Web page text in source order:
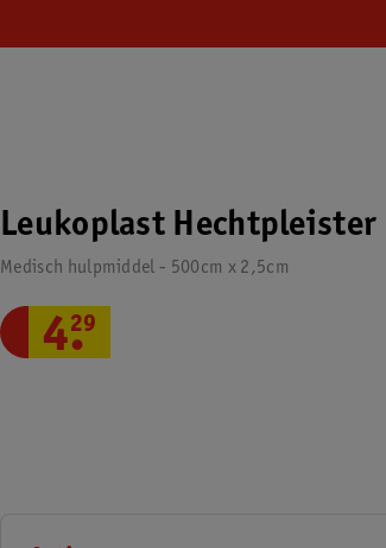
Leukoplast Hechtpleister
Medisch hulpmiddel - 500cm x 2,5cm
4.
29